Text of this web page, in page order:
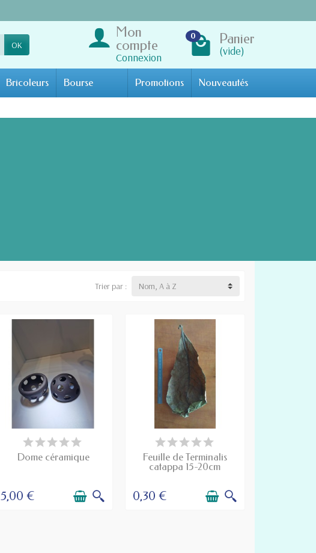
OK
Mon
compte
Connexion
0 Panier
(vide)
Bricoleurs Bourse Promotions Nouveautés
Trier par : Nom, A à Z
DISPONIBLE
Dome céramique
5,00 €
DISPONIBLE
Feuille de Terminalis
catappa 15-20cm
0,30 €